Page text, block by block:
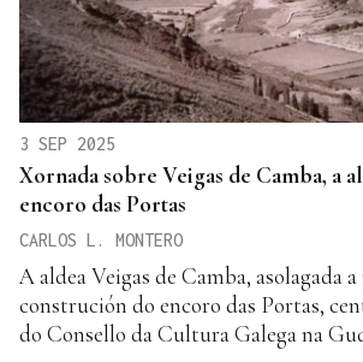
3 SEP 2025
Xornada sobre Veigas de Camba, a
encoro das Portas
CARLOS L. MONTERO
A aldea Veigas de Camba, asolagada
construción do encoro das Portas,
do Consello da Cultura Galega na